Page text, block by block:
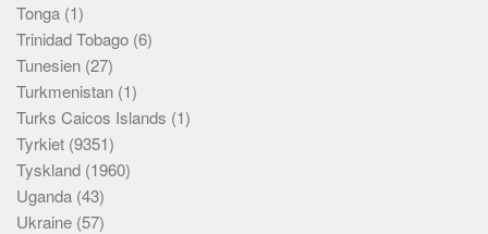
Tonga (1)
Trinidad Tobago (6)
Tunesien (27)
Turkmenistan (1)
Turks Caicos Islands (1)
Tyrkiet (9351)
Tyskland (1960)
Uganda (43)
Ukraine (57)